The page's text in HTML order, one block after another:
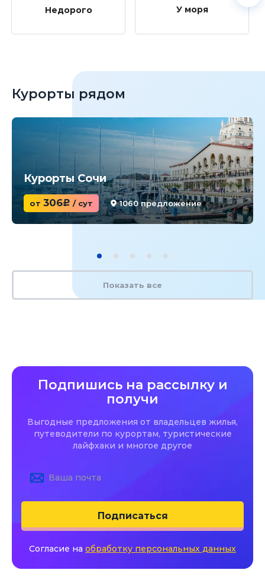
Недорого У моря
Курорты рядом
Курорты Сочи
от 306c / сут 1060 предложение
Показать все
Подпишись на рассылку и
получи
Выгодные предложения от владельцев жилья,
путеводители по курортам, туристические
лайфхаки и многое другое
Подписаться
Согласие на обработку персональных данных